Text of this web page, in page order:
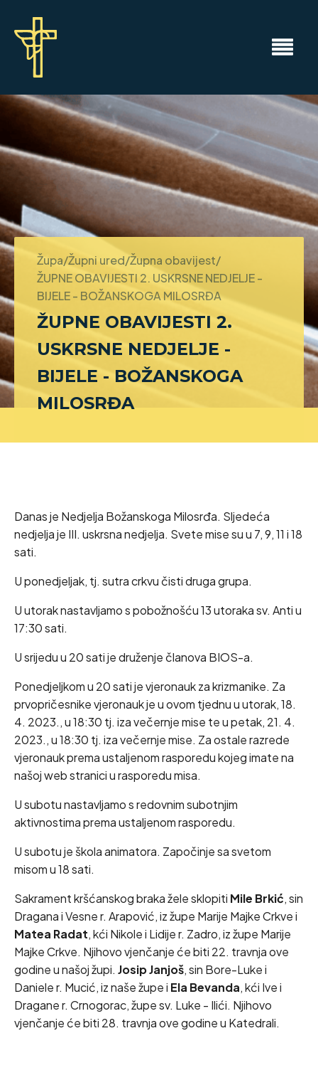
Župa/Župni ured/Župna obavijest/
ŽUPNE OBAVIJESTI 2. USKRSNE NEDJELJE -
BIJELE - BOŽANSKOGA MILOSRĐA
ŽUPNE OBAVIJESTI 2.
USKRSNE NEDJELJE -
BIJELE - BOŽANSKOGA
MILOSRĐA
Danas je Nedjelja Božanskoga Milosrđa. Sljedeća
nedjelja je III. uskrsna nedjelja. Svete mise su u 7, 9, 11 i 18
sati.
U ponedjeljak, tj. sutra crkvu čisti druga grupa.
U utorak nastavljamo s pobožnošću 13 utoraka sv. Anti u
17:30 sati.
U srijedu u 20 sati je druženje članova BIOS-a.
Ponedjeljkom u 20 sati je vjeronauk za krizmanike. Za
prvopričesnike vjeronauk je u ovom tjednu u utorak, 18.
4. 2023., u 18:30 tj. iza večernje mise te u petak, 21. 4.
2023., u 18:30 tj. iza večernje mise. Za ostale razrede
vjeronauk prema ustaljenom rasporedu kojeg imate na
našoj web stranici u rasporedu misa.
U subotu nastavljamo s redovnim subotnjim
aktivnostima prema ustaljenom rasporedu.
U subotu je škola animatora. Započinje sa svetom
misom u 18 sati.
Sakrament kršćanskog braka žele sklopiti Mile Brkić, sin
Dragana i Vesne r. Arapović, iz župe Marije Majke Crkve i
Matea Radat, kći Nikole i Lidije r. Zadro, iz župe Marije
Majke Crkve. Njihovo vjenčanje će biti 22. travnja ove
godine u našoj župi. Josip Janjoš, sin Bore-Luke i
Daniele r. Mucić, iz naše župe i Ela Bevanda, kći Ive i
Dragane r. Crnogorac, župe sv. Luke - Ilići. Njihovo
vjenčanje će biti 28. travnja ove godine u Katedrali.